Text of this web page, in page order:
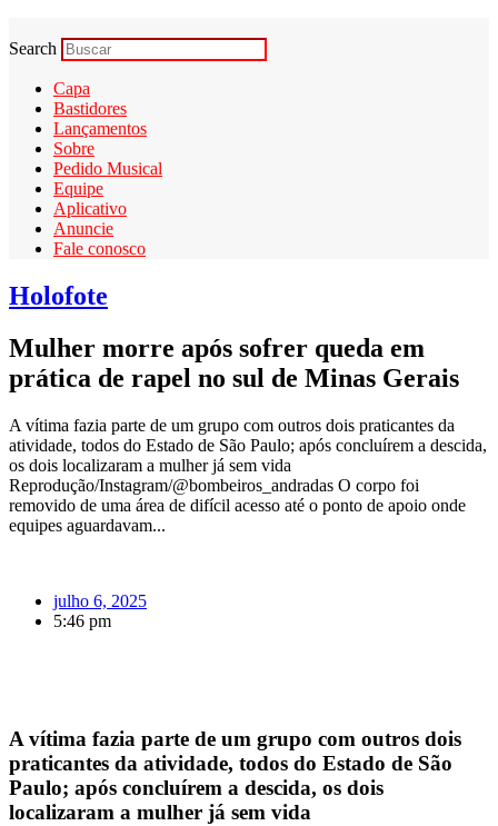
Search
Capa
Bastidores
Lançamentos
Sobre
Pedido Musical
Equipe
Aplicativo
Anuncie
Fale conosco
Holofote
Mulher morre após sofrer queda em
prática de rapel no sul de Minas Gerais
A vítima fazia parte de um grupo com outros dois praticantes da
atividade, todos do Estado de São Paulo; após concluírem a descida,
os dois localizaram a mulher já sem vida
Reprodução/Instagram/@bombeiros_andradas O corpo foi
removido de uma área de difícil acesso até o ponto de apoio onde
equipes aguardavam...
julho 6, 2025
5:46 pm
A vítima fazia parte de um grupo com outros dois
praticantes da atividade, todos do Estado de São
Paulo; após concluírem a descida, os dois
localizaram a mulher já sem vida